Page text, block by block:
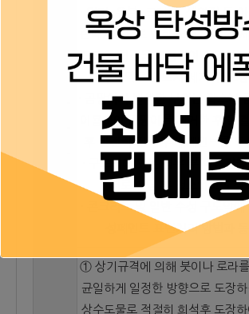
· 먼지, 유분, 크레용, 색연필 등
손때자국으로 인한 오염시, 중성
드러운 헝겊을 이용하여 오염을
구도막은 반드시 제거 후 도장
· 곰팡이가 발생한 부위는 락스나
이용하여 곰팡이를 제거한 후 물
후 완전히 건조 후에 페인트를 도
· 구도막이 있는 경우 부착 증진을
퍼로 샌딩 후 청소하고 도장
· 콘크리트 및 일반 수성 구도막에
성페인트 표면처리 방법과 동
① 상기규격에 의해 붓이나 로라
균일하게 일정한 방향으로 도장하
상수도물로 적절히 희석후 도장